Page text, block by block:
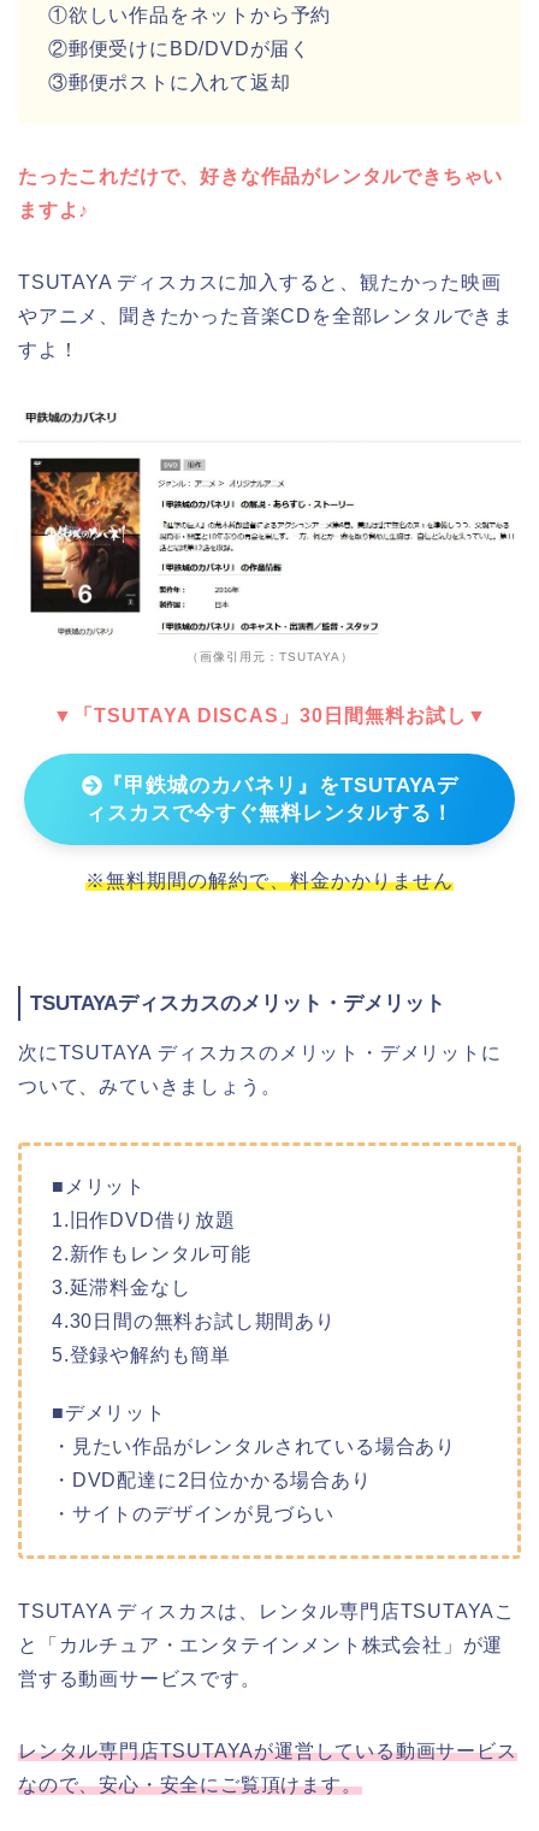
①欲しい作品をネットから予約
②郵便受けにBD/DVDが届く
③郵便ポストに入れて返却
たったこれだけで、好きな作品がレンタルできちゃい
ますよ♪
TSUTAYA ディスカスに加入すると、観たかった映画
やアニメ、聞きたかった音楽CDを全部レンタルできま
すよ！
（画像引用元：TSUTAYA）
▼「TSUTAYA DISCAS」30日間無料お試し▼
『甲鉄城のカバネリ』をTSUTAYAデ
ィスカスで今すぐ無料レンタルする！
※無料期間の解約で、料金かかりません
TSUTAYAディスカスのメリット・デメリット
次にTSUTAYA ディスカスのメリット・デメリットに
ついて、みていきましょう。
■メリット
1.旧作DVD借り放題
2.新作もレンタル可能
3.延滞料金なし
4.30日間の無料お試し期間あり
5.登録や解約も簡単
■デメリット
・見たい作品がレンタルされている場合あり
・DVD配達に2日位かかる場合あり
・サイトのデザインが見づらい
TSUTAYA ディスカスは、レンタル専門店TSUTAYAこ
と「カルチュア・エンタテインメント株式会社」が運
営する動画サービスです。
レンタル専門店TSUTAYAが運営している動画サービス
なので、安心・安全にご覧頂けます。